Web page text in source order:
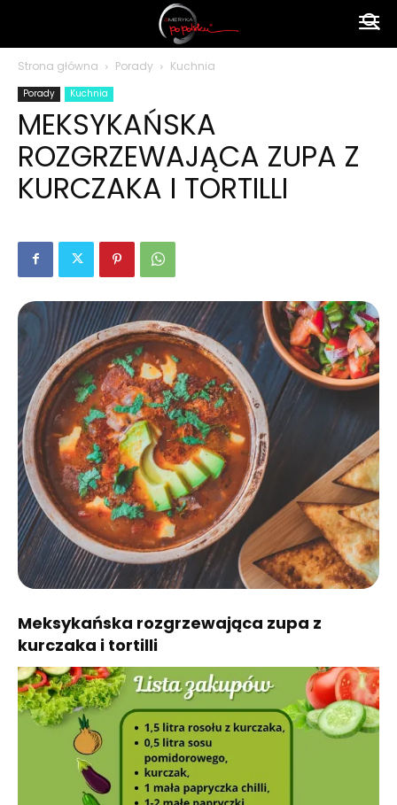
polsku
Strona główna Porady Kuchnia
Porady Kuchnia
MEKSYKAŃSKA
ROZGRZEWAJĄCA ZUPA Z
KURCZAKA I TORTILLI
Meksykańska rozgrzewająca zupa z
kurczaka i tortilli